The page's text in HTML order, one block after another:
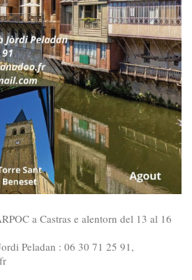
a Castras e alentorn del 13 al 16
Peladan : 06 30 71 25 91,